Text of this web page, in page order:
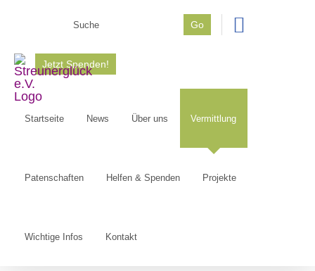
nach:
Go
Jetzt Spenden!
Startseite News Über uns Vermittlung
Patenschaften Helfen & Spenden Projekte
Wichtige Infos Kontakt